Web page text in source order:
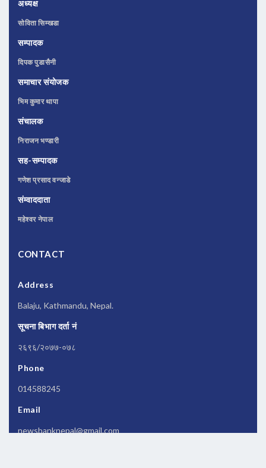
अध्यक्ष
सोविता सिम्खडा
सम्पादक
दिपक पुडासैनी
समाचार संयोजक
भिम कुमार थापा
संचालक
निराजन भण्डारी
सह-सम्पादक
गणेश प्रसाद वन्जाडे
संम्वाददाता
महेश्वर नेपाल
CONTACT
Address
Balaju, Kathmandu, Nepal.
सूचना बिभाग दर्ता नं
२६९६/२०७७-०७८
Phone
014588245
Email
newsbanknepal@gmail.com